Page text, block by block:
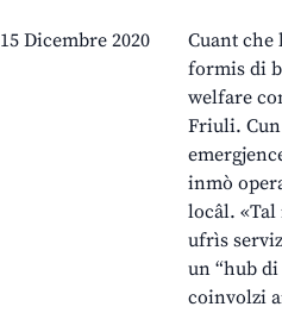
15 Dicembre 2020
Cuant
formis di
welfare
Friuli. Cun
inmò
locâl. «Tal
ufrìs
un “hub
coinvolzi